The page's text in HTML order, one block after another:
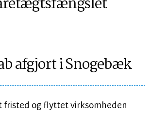
afgjort i Snogebæk